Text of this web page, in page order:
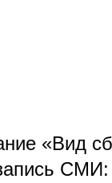
«Вид
СМИ: